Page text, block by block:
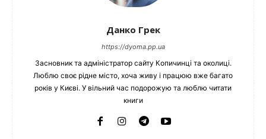
Данко Грек
https://dyoma.pp.ua
Засновник та адміністратор сайту Копичинці та околиці.
Люблю своє рідне місто, хоча живу і працюю вже багато
років у Києві. У вільний час подорожую та люблю читати
книги